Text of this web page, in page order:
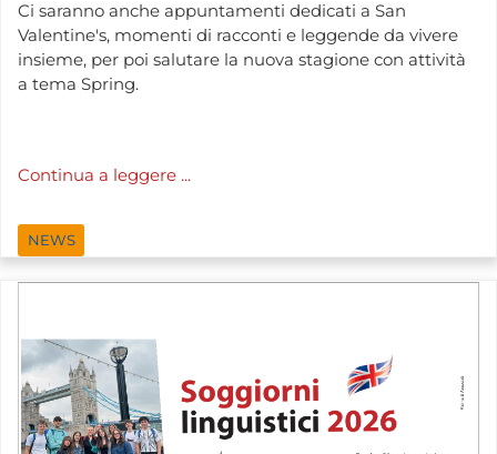
Ci saranno anche appuntamenti dedicati a San
Valentine's, momenti di racconti e leggende da vivere
insieme, per poi salutare la nuova stagione con attività
a tema Spring.
Continua a leggere ...
NEWS